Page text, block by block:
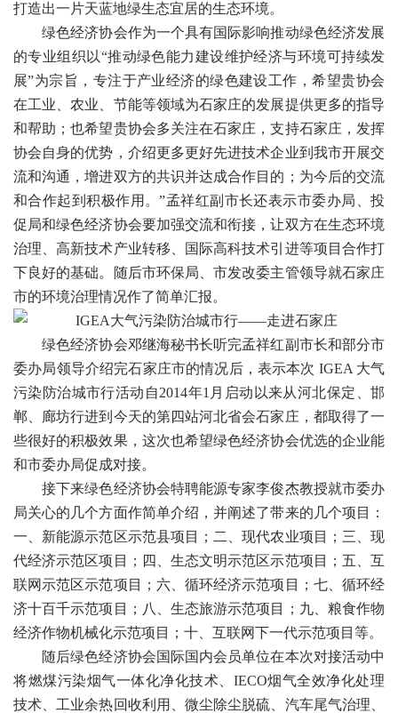
打造出一片天蓝地绿生态宜居的生态环境。
绿色经济协会作为一个具有国际影响推动绿色经济发展
的专业组织以“推动绿色能力建设维护经济与环境可持续发
展”为宗旨，专注于产业经济的绿色建设工作，希望贵协会
在工业、农业、节能等领域为石家庄的发展提供更多的指导
和帮助；也希望贵协会多关注在石家庄，支持石家庄，发挥
协会自身的优势，介绍更多更好先进技术企业到我市开展交
流和沟通，增进双方的共识并达成合作目的；为今后的交流
和合作起到积极作用。”孟祥红副市长还表示市委办局、投
促局和绿色经济协会要加强交流和衔接，让双方在生态环境
治理、高新技术产业转移、国际高科技术引进等项目合作打
下良好的基础。随后市环保局、市发改委主管领导就石家庄
市的环境治理情况作了简单汇报。
绿色经济协会邓继海秘书长听完孟祥红副市长和部分市
委办局领导介绍完石家庄市的情况后，表示本次 IGEA 大气
污染防治城市行活动自2014年1月启动以来从河北保定、邯
郸、廊坊行进到今天的第四站河北省会石家庄，都取得了一
些很好的积极效果，这次也希望绿色经济协会优选的企业能
和市委办局促成对接。
接下来绿色经济协会特聘能源专家李俊杰教授就市委办
局关心的几个方面作简单介绍，并阐述了带来的几个项目：
一、新能源示范区示范县项目；二、现代农业项目；三、现
代经济示范区项目；四、生态文明示范区示范项目；五、互
联网示范区示范项目；六、循环经济示范项目；七、循环经
济十百千示范项目；八、生态旅游示范项目；九、粮食作物
经济作物机械化示范项目；十、互联网下一代示范项目等。
随后绿色经济协会国际国内会员单位在本次对接活动中
将燃煤污染烟气一体化净化技术、IECO烟气全效净化处理
技术、工业余热回收利用、微尘除尘脱硫、汽车尾气治理、